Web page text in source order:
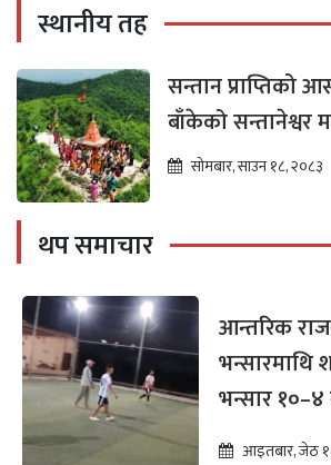
स्थानीय तह
सन्तान प्राप्तिको
बाँकेको सन्तानेश्वर
विकासको पर्खाइमा
सोमबार, साउन १८, २०८३
थप समाचार
आन्तरिक
भन्सारमाथि
भन्सार
आइतबार, जेठ